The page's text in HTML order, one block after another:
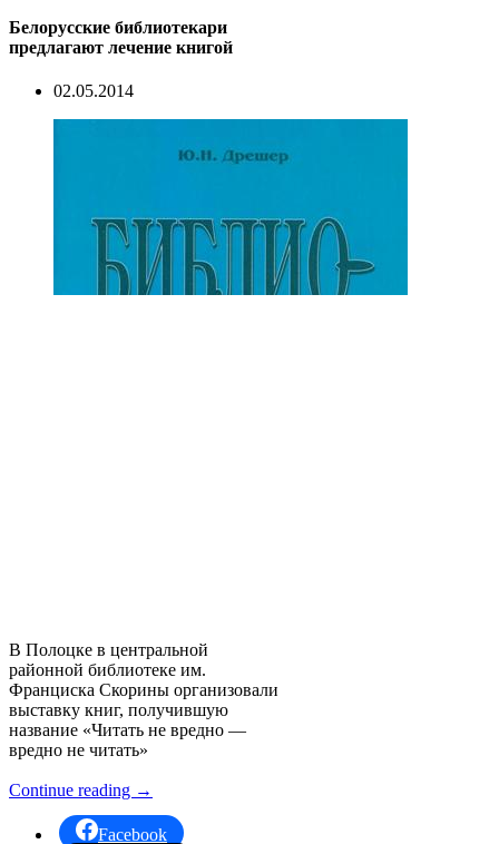
Белорусские библиотекари
предлагают лечение книгой
02.05.2014
В Полоцке в центральной
районной библиотеке им.
Франциска Скорины организовали
выставку книг, получившую
название «Читать не вредно —
вредно не читать»
Continue reading →
Facebook